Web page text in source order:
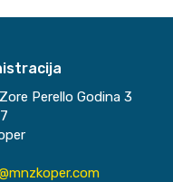
Perello Godina 3